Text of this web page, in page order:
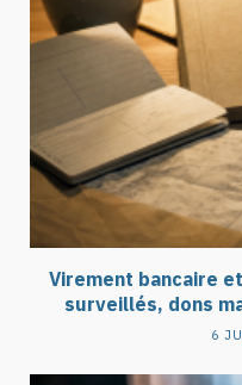
Virement bancaire
surveillés, dons
6